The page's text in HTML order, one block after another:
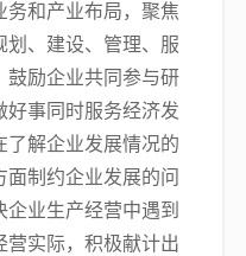
务和产业布局，聚焦
划、建设、管理、服
鼓励企业共同参与研
好事同时服务经济发
了解企业发展情况的
制约企业发展的问
业生产经营中遇到
营实际，积极献计出